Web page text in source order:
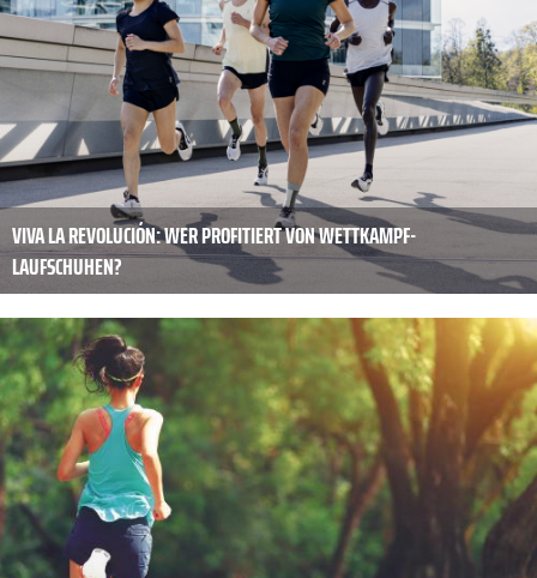
VIVA LA REVOLUCIÓN: WER PROFITIERT VON WETTKAMPF-
LAUFSCHUHEN?